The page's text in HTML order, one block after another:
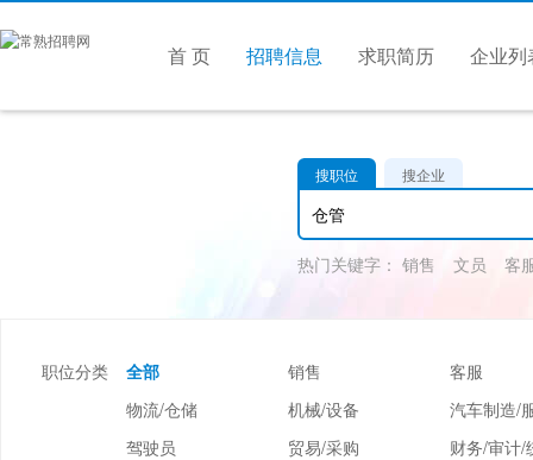
首 页 招聘信息 求职简历 企业列
搜职位 搜企业
热门关键字： 销售 文员 客
职位分类 全部 销售
客服
物流/仓储
机械/设备
汽车制造/
驾驶员
贸易/采购
财务/审计/